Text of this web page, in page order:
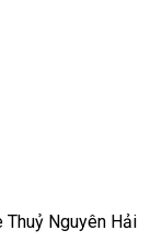
Nguyên Hải